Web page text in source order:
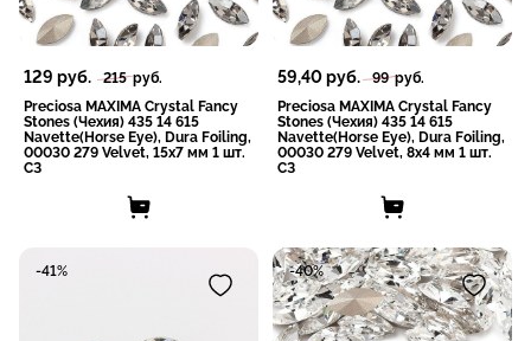
129 руб. 215руб.
Preciosa MAXIMA Crystal Fancy
Stones (Чехия) 435 14 615
Navette(Horse Eye), Dura Foiling,
00030 279 Velvet, 15x7 мм 1 шт.
СЗ
59,40руб. 99руб.
Preciosa MAXIMA Crystal Fancy
Stones (Чехия) 435 14 615
Navette(Horse Eye), Dura Foiling,
00030 279 Velvet, 8x4 мм 1 шт.
СЗ
-41% -40%